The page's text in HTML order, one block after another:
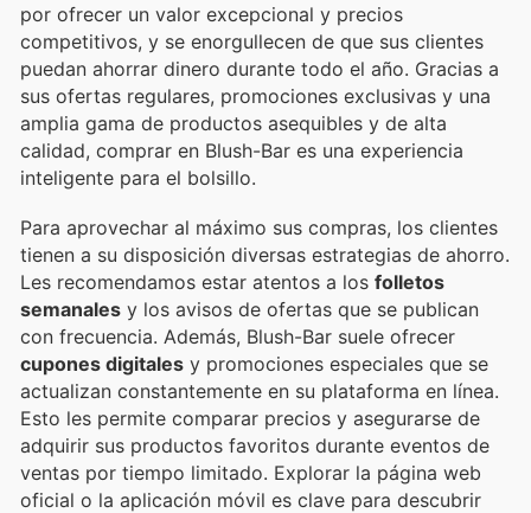
por ofrecer un valor excepcional y precios
competitivos, y se enorgullecen de que sus clientes
puedan ahorrar dinero durante todo el año. Gracias a
sus ofertas regulares, promociones exclusivas y una
amplia gama de productos asequibles y de alta
calidad, comprar en Blush-Bar es una experiencia
inteligente para el bolsillo.
Para aprovechar al máximo sus compras, los clientes
tienen a su disposición diversas estrategias de ahorro.
Les recomendamos estar atentos a los folletos
semanales y los avisos de ofertas que se publican
con frecuencia. Además, Blush-Bar suele ofrecer
cupones digitales y promociones especiales que se
actualizan constantemente en su plataforma en línea.
Esto les permite comparar precios y asegurarse de
adquirir sus productos favoritos durante eventos de
ventas por tiempo limitado. Explorar la página web
oficial o la aplicación móvil es clave para descubrir